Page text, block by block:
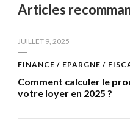
Articles
JUILLET 9, 2025
FINANCE / EPARGNE /
Comment calculer le
votre loyer en 2025 ?